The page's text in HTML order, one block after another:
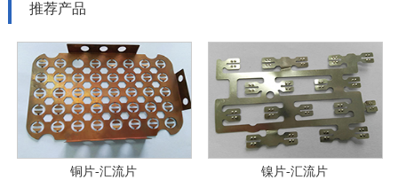
推荐产品
铜片-汇流片 镍片-汇流片